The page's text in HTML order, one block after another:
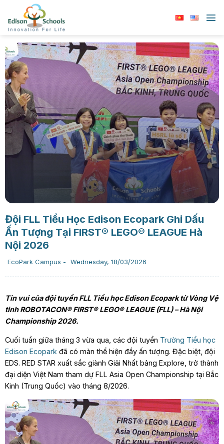
nội
Đội FLL Tiểu Học Edison Ecopark Ghi Dấu
Ấn Tượng Tại FIRST® LEGO® LEAGUE Hà
Nội 2026
EcoPark Campus - Wednesday, 18/03/2026
Tin vui của đội tuyển FLL Tiểu học Edison Ecopark từ Vòng Vệ
tinh ROBOTACON® FIRST® LEGO® LEAGUE (FLL) – Hà Nội
Championship 2026.
Cuối tuần giữa tháng 3 vừa qua, các đội tuyển Trường Tiểu học
Edison Ecopark đã có màn thể hiện đầy ấn tượng. Đặc biệt, đội
EDS. RED STAR xuất sắc giành Giải Nhất bảng Explore, trở thành
đại diện Việt Nam tham dự FLL Asia Open Championship tại Bắc
Kinh (Trung Quốc) vào tháng 8/2026.